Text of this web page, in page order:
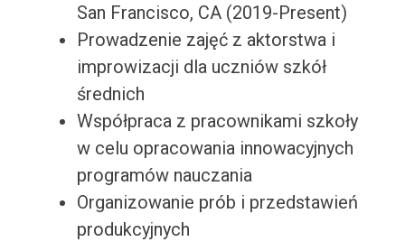
San Francisco, CA (2019-Present)
Prowadzenie zajęć z aktorstwa i
improwizacji dla uczniów szkół
średnich
Współpraca z pracownikami szkoły
w celu opracowania innowacyjnych
programów nauczania
Organizowanie prób i przedstawień
produkcyjnych